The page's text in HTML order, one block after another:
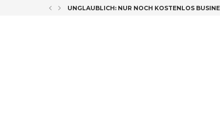
CO-AUTORIN UNGLAUBLICH: NUR NOCH KOSTENLOS